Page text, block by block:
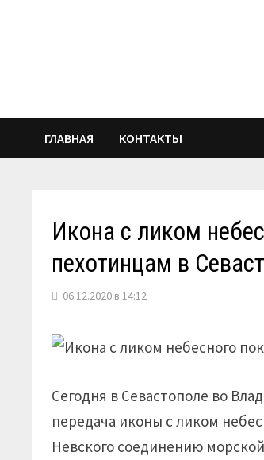
ГЛАВНАЯ КОНТАКТЫ
Икона с ликом
пехотинцам в
06.12.2020 в 14:12
Сегодня в Севастополе во
передача иконы с ликом
Невского соединению